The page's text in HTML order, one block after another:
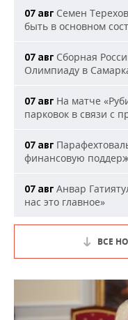
07 авг Семен
быть в основном
07 авг Сборная
Олимпиаду в
07 авг На матче
парковок в связи с
07 авг
финансовую
07 авг Анвар
нас это главное»
ВСЕ